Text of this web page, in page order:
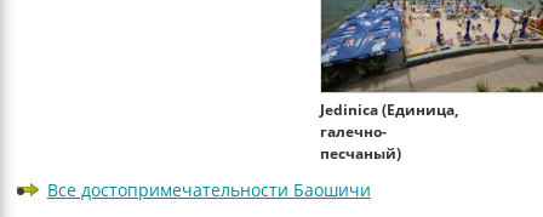
Jedinica (Единица,
галечно-
песчаный)
Все достопримечательности Баошичи